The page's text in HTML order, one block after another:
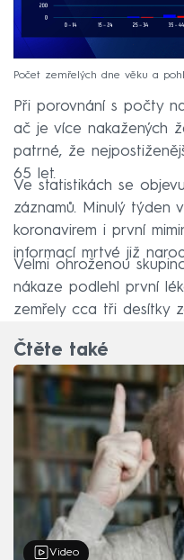
Počet zemřelých dne věku a
Při porovnání s počty
ač je více nakažených
patrné, že
65 let.
Ve statistikách se
záznamů. Minulý týden
koronavirem i první
informací mrtvé již
Velmi ohroženou
nákaze podlehl první
zemřely cca tři desítky
Čtěte také
Video